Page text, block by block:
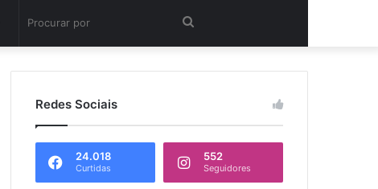
Procurar
por
Redes Sociais
24.018
Curtidas
552
Seguidores